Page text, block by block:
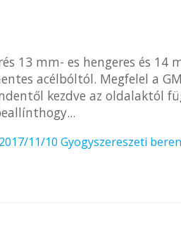
13 mm- es hengeres és 14
acélbóltól. Megfelel a
kezdve az oldalaktól
2017/11/10 Gyogyszereszeti